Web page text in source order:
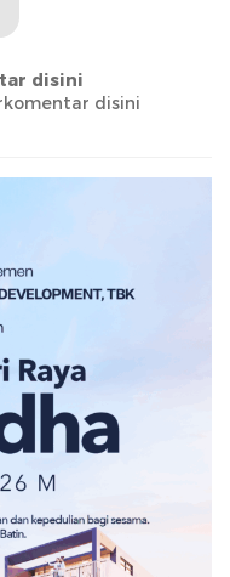
disini
disini